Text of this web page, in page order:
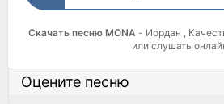
Скачать песню MONA - Иордан ,
или слушать
Оцените песню